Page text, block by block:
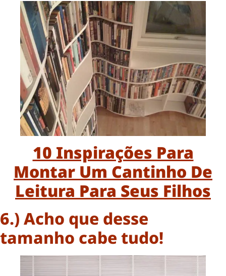
10 Inspirações Para
Montar Um Cantinho De
Leitura Para Seus Filhos
6.) Acho que desse
tamanho cabe tudo!